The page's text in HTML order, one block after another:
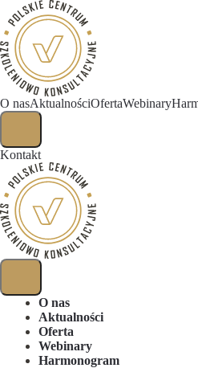
O nasAktualnościOfertaWebinary
Kontakt
O nas
Aktualności
Oferta
Webinary
Harmonogram